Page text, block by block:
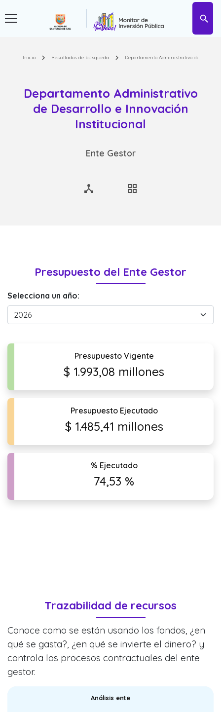
search
Inicio chevron_right Resultados de búsqueda chevron_right Departamento Administrativo de
Departamento Administrativo
de Desarrollo e Innovación
Institucional
Ente Gestor
device_hub grid_view
Presupuesto del Ente Gestor
Selecciona un año:
Presupuesto Vigente
$ 1.993,08 millones
Presupuesto Ejecutado
$ 1.485,41 millones
% Ejecutado
74,53 %
Trazabilidad de recursos
Conoce como se están usando los fondos, ¿en
qué se gasta?, ¿en qué se invierte el dinero? y
controla los procesos contractuales del ente
gestor.
Análisis ente